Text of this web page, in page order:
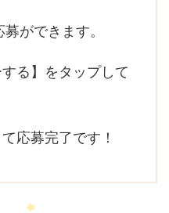
ができます。
る】をタップして
応募完了です！